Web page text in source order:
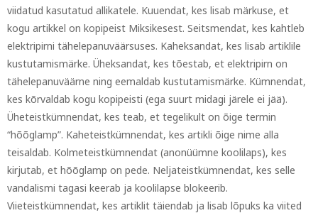
viidatud kasutatud allikatele. Kuuendat, kes lisab märkuse, et
kogu artikkel on kopipeist Miksikesest. Seitsmendat, kes kahtleb
elektripirni tähelepanuväärsuses. Kaheksandat, kes lisab artiklile
kustutamismärke. Üheksandat, kes tõestab, et elektripirn on
tähelepanuväärne ning eemaldab kustutamismärke. Kümnendat,
kes kõrvaldab kogu kopipeisti (ega suurt midagi järele ei jää).
Üheteistkümnendat, kes teab, et tegelikult on õige termin
“hõõglamp”. Kaheteistkümnendat, kes artikli õige nime alla
teisaldab. Kolmeteistkümnendat (anonüümne koolilaps), kes
kirjutab, et hõõglamp on pede. Neljateistkümnendat, kes selle
vandalismi tagasi keerab ja koolilapse blokeerib.
Viieteistkümnendat, kes artiklit täiendab ja lisab lõpuks ka viited